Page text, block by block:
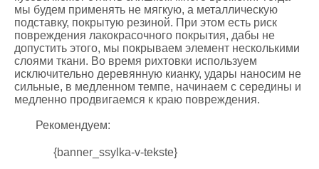
мы будем применять не мягкую, а металлическую
подставку, покрытую резиной. При этом есть риск
повреждения лакокрасочного покрытия, дабы не
допустить этого, мы покрываем элемент несколькими
слоями ткани. Во время рихтовки используем
исключительно деревянную кианку, удары наносим не
сильные, в медленном темпе, начинаем с середины и
медленно продвигаемся к краю повреждения.
Рекомендуем:
{banner_ssylka-v-tekste}